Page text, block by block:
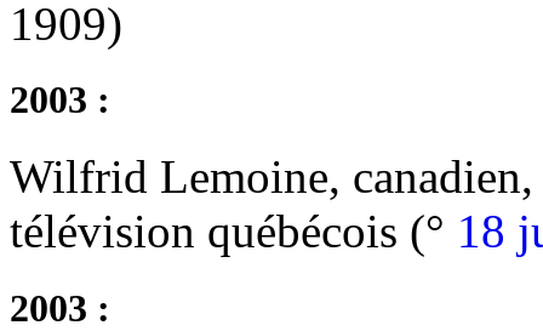
1909)
2003 :
Wilfrid Lemoine,
télévision québécois (° 18
2003 :